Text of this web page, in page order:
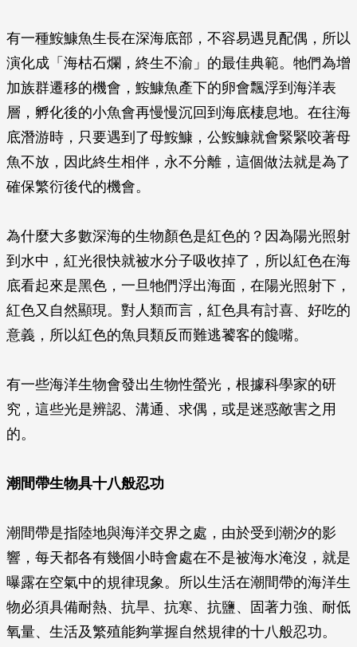
有一種鮟鱇魚生長在深海底部，不容易遇見配偶，所以
演化成「海枯石爛，終生不渝」的最佳典範。牠們為增
加族群遷移的機會，鮟鱇魚產下的卵會飄浮到海洋表
層，孵化後的小魚會再慢慢沉回到海底棲息地。在往海
底潛游時，只要遇到了母鮟鱇，公鮟鱇就會緊緊咬著母
魚不放，因此終生相伴，永不分離，這個做法就是為了
確保繁衍後代的機會。
為什麼大多數深海的生物顏色是紅色的？因為陽光照射
到水中，紅光很快就被水分子吸收掉了，所以紅色在海
底看起來是黑色，一旦牠們浮出海面，在陽光照射下，
紅色又自然顯現。對人類而言，紅色具有討喜、好吃的
意義，所以紅色的魚貝類反而難逃饕客的饞嘴。
有一些海洋生物會發出生物性螢光，根據科學家的研
究，這些光是辨認、溝通、求偶，或是迷惑敵害之用
的。
潮間帶生物具十八般忍功
潮間帶是指陸地與海洋交界之處，由於受到潮汐的影
響，每天都各有幾個小時會處在不是被海水淹沒，就是
曝露在空氣中的規律現象。所以生活在潮間帶的海洋生
物必須具備耐熱、抗旱、抗寒、抗鹽、固著力強、耐低
氧量、生活及繁殖能夠掌握自然規律的十八般忍功。